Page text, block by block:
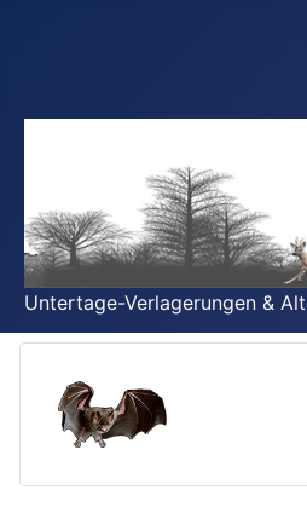
Untertage-Verlagerungen &